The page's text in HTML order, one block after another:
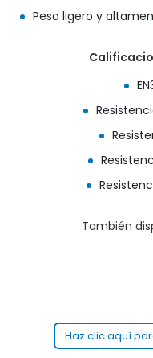
Peso ligero y
También
Haz clic aquí